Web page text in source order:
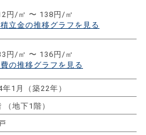
円/㎡ 〜 138円/㎡
立金の推移グラフを見る
円/㎡ 〜 136円/㎡
の推移グラフを見る
年1月（築22年）
（地下1階）